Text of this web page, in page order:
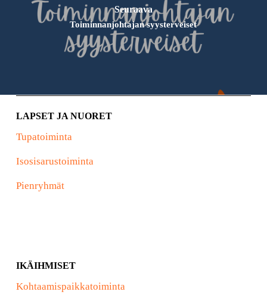
Seuraava
Toiminnanjohtajan syysterveiset
LAPSET JA NUORET
Tupatoiminta
Isosisarustoiminta
Pienryhmät
IKÄIHMISET
Kohtaamispaikkatoiminta